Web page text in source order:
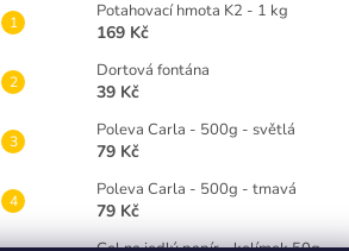
Potahovací hmota K2 - 1 kg
169 Kč
Dortová fontána
39 Kč
Poleva Carla - 500g - světlá
79 Kč
Poleva Carla - 500g - tmavá
79 Kč